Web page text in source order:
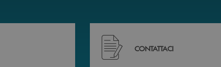
in Filiale direttamente da casa 24h su 24h .
Hai bisogno di assistenza
CONTATTACI